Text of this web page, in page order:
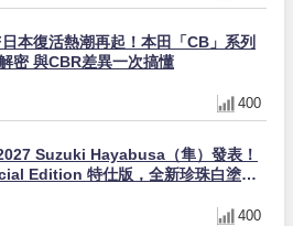
本復活熱潮再起！本田「CB」系列
密 與CBR差異一次搞懂
400
Suzuki Hayabusa（隼）發表！
Edition 特仕版，全新珍珠白塗裝
400